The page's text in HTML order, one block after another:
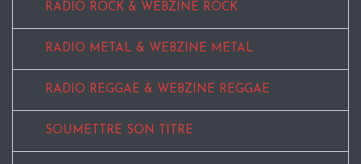
RADIO ROCK & WEBZINE ROCK
RADIO METAL & WEBZINE METAL
RADIO REGGAE & WEBZINE REGGAE
SOUMETTRE SON TITRE